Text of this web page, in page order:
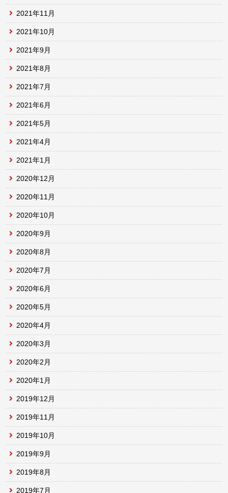
2021年11月
2021年10月
2021年9月
2021年8月
2021年7月
2021年6月
2021年5月
2021年4月
2021年1月
2020年12月
2020年11月
2020年10月
2020年9月
2020年8月
2020年7月
2020年6月
2020年5月
2020年4月
2020年3月
2020年2月
2020年1月
2019年12月
2019年11月
2019年10月
2019年9月
2019年8月
2019年7月